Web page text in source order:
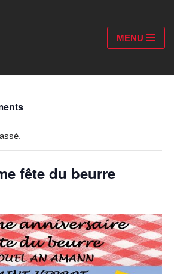
MENU
fête du beurre